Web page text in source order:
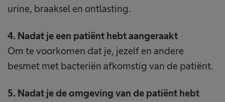
urine, braaksel en ontlasting.
4. Nadat je een patiënt hebt aangeraakt
Om te voorkomen dat je, jezelf en andere
besmet met bacteriën afkomstig van de patiënt.
5. Nadat je de omgeving van de patiënt hebt